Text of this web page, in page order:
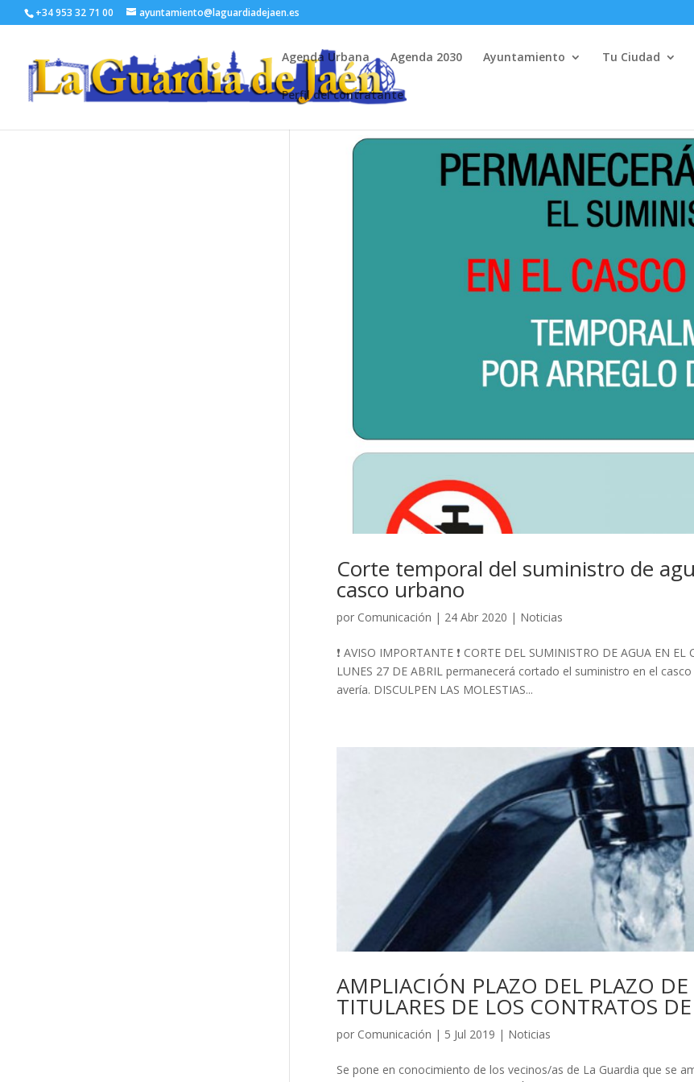
+34 953 32 71 00 ayuntamiento@laguardiadejaen.es
Agenda Urbana Agenda 2030 Ayuntamiento Tu Ciudad
Perfil del contratante
Corte temporal del suministro de
casco urbano
por Comunicación | 24 Abr 2020 | Noticias
❗ AVISO IMPORTANTE ❗ CORTE DEL SUMINISTRO DE AGUA EN
LUNES 27 DE ABRIL permanecerá cortado el suministro en el
avería. DISCULPEN LAS MOLESTIAS...
AMPLIACIÓN PLAZO DEL PLAZO
TITULARES DE LOS CONTRATOS
por Comunicación | 5 Jul 2019 | Noticias
Se pone en conocimiento de los vecinos/as de La Guardia que se